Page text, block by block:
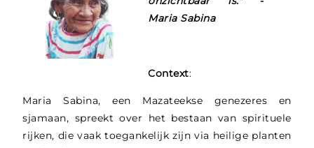
Maria Sabina
Context:
Maria Sabina, een Mazateekse genezeres en
sjamaan, spreekt over het bestaan van spirituele
rijken, die vaak toegankelijk zijn via heilige planten